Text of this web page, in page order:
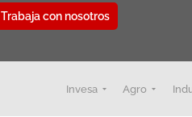
Trabaja con nosotros
Invesa Agro